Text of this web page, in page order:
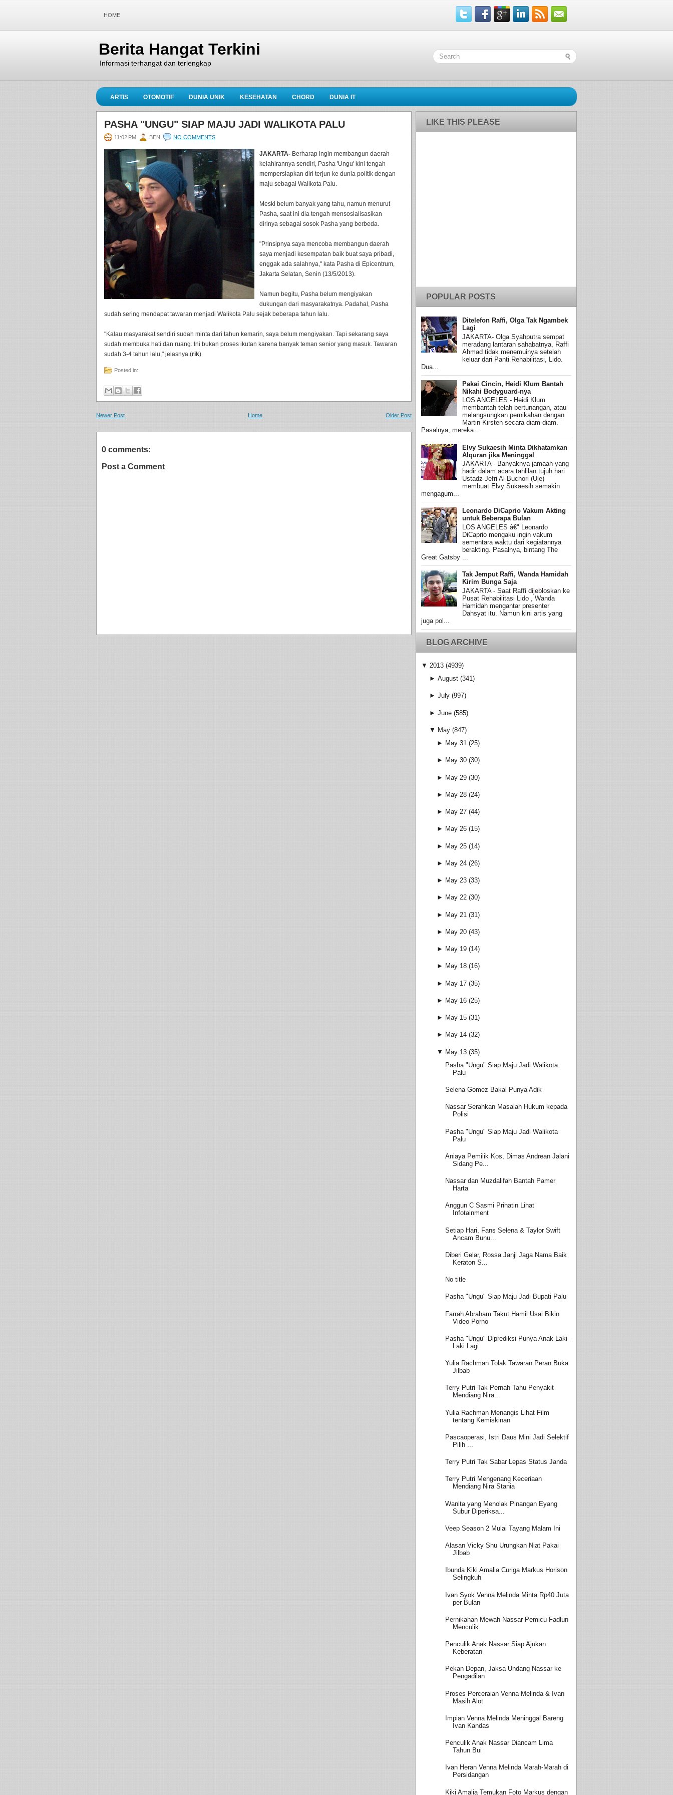
HOME
Berita Hangat Terkini
Informasi terhangat dan terlengkap
ARTIS OTOMOTIF DUNIA UNIK KESEHATAN CHORD DUNIA IT
PASHA "UNGU" SIAP MAJU JADI WALIKOTA PALU
11:02 PM BEN NO COMMENTS
JAKARTA- Berharap ingin membangun daerah
kelahirannya sendiri, Pasha 'Ungu' kini tengah
mempersiapkan diri terjun ke dunia politik dengan
maju sebagai Walikota Palu.
Meski belum banyak yang tahu, namun menurut
Pasha, saat ini dia tengah mensosialisasikan
dirinya sebagai sosok Pasha yang berbeda.
"Prinsipnya saya mencoba membangun daerah
saya menjadi kesempatan baik buat saya pribadi,
enggak ada salahnya," kata Pasha di Epicentrum,
Jakarta Selatan, Senin (13/5/2013).
Namun begitu, Pasha belum mengiyakan
dukungan dari masyarakatnya. Padahal, Pasha
sudah sering mendapat tawaran menjadi Walikota Palu sejak beberapa tahun lalu.
"Kalau masyarakat sendiri sudah minta dari tahun kemarin, saya belum mengiyakan. Tapi sekarang saya
sudah membuka hati dan ruang. Ini bukan proses ikutan karena banyak teman senior yang masuk. Tawaran
sudah 3-4 tahun lalu," jelasnya.(rik)
Posted in:
Newer Post Older Post
Home
0 comments:
Post a Comment
LIKE THIS PLEASE
POPULAR POSTS
Ditelefon Raffi, Olga Tak Ngambek
Lagi
JAKARTA- Olga Syahputra sempat
meradang lantaran sahabatnya, Raffi
Ahmad tidak menemuinya setelah
keluar dari Panti Rehabilitasi, Lido.
Dua...
Pakai Cincin, Heidi Klum Bantah
Nikahi Bodyguard-nya
LOS ANGELES - Heidi Klum
membantah telah bertunangan, atau
melangsungkan pernikahan dengan
Martin Kirsten secara diam-diam.
Pasalnya, mereka...
Elvy Sukaesih Minta Dikhatamkan
Alquran jika Meninggal
JAKARTA - Banyaknya jamaah yang
hadir dalam acara tahlilan tujuh hari
Ustadz Jefri Al Buchori (Uje)
membuat Elvy Sukaesih semakin
mengagum...
Leonardo DiCaprio Vakum Akting
untuk Beberapa Bulan
LOS ANGELES â€" Leonardo
DiCaprio mengaku ingin vakum
sementara waktu dari kegiatannya
berakting. Pasalnya, bintang The
Great Gatsby ...
Tak Jemput Raffi, Wanda Hamidah
Kirim Bunga Saja
JAKARTA - Saat Raffi dijebloskan ke
Pusat Rehabilitasi Lido , Wanda
Hamidah mengantar presenter
Dahsyat itu. Namun kini artis yang
juga pol...
BLOG ARCHIVE
▼ 2013 (4939)
► August (341)
► July (997)
► June (585)
▼ May (847)
► May 31 (25)
► May 30 (30)
► May 29 (30)
► May 28 (24)
► May 27 (44)
► May 26 (15)
► May 25 (14)
► May 24 (26)
► May 23 (33)
► May 22 (30)
► May 21 (31)
► May 20 (43)
► May 19 (14)
► May 18 (16)
► May 17 (35)
► May 16 (25)
► May 15 (31)
► May 14 (32)
▼ May 13 (35)
Pasha "Ungu" Siap Maju Jadi Walikota
Palu
Selena Gomez Bakal Punya Adik
Nassar Serahkan Masalah Hukum kepada
Polisi
Pasha "Ungu" Siap Maju Jadi Walikota
Palu
Aniaya Pemilik Kos, Dimas Andrean Jalani
Sidang Pe...
Nassar dan Muzdalifah Bantah Pamer
Harta
Anggun C Sasmi Prihatin Lihat
Infotainment
Setiap Hari, Fans Selena & Taylor Swift
Ancam Bunu...
Diberi Gelar, Rossa Janji Jaga Nama Baik
Keraton S...
No title
Pasha "Ungu" Siap Maju Jadi Bupati Palu
Farrah Abraham Takut Hamil Usai Bikin
Video Porno
Pasha "Ungu" Diprediksi Punya Anak Laki-
Laki Lagi
Yulia Rachman Tolak Tawaran Peran Buka
Jilbab
Terry Putri Tak Pernah Tahu Penyakit
Mendiang Nira...
Yulia Rachman Menangis Lihat Film
tentang Kemiskinan
Pascaoperasi, Istri Daus Mini Jadi Selektif
Pilih ...
Terry Putri Tak Sabar Lepas Status Janda
Terry Putri Mengenang Keceriaan
Mendiang Nira Stania
Wanita yang Menolak Pinangan Eyang
Subur Diperiksa...
Veep Season 2 Mulai Tayang Malam Ini
Alasan Vicky Shu Urungkan Niat Pakai
Jilbab
Ibunda Kiki Amalia Curiga Markus Horison
Selingkuh
Ivan Syok Venna Melinda Minta Rp40 Juta
per Bulan
Pernikahan Mewah Nassar Pemicu Fadlun
Menculik
Penculik Anak Nassar Siap Ajukan
Keberatan
Pekan Depan, Jaksa Undang Nassar ke
Pengadilan
Proses Perceraian Venna Melinda & Ivan
Masih Alot
Impian Venna Melinda Meninggal Bareng
Ivan Kandas
Penculik Anak Nassar Diancam Lima
Tahun Bui
Ivan Heran Venna Melinda Marah-Marah di
Persidangan
Kiki Amalia Temukan Foto Markus dengan